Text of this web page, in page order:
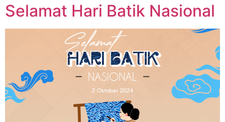
Selamat Hari Batik Nasional